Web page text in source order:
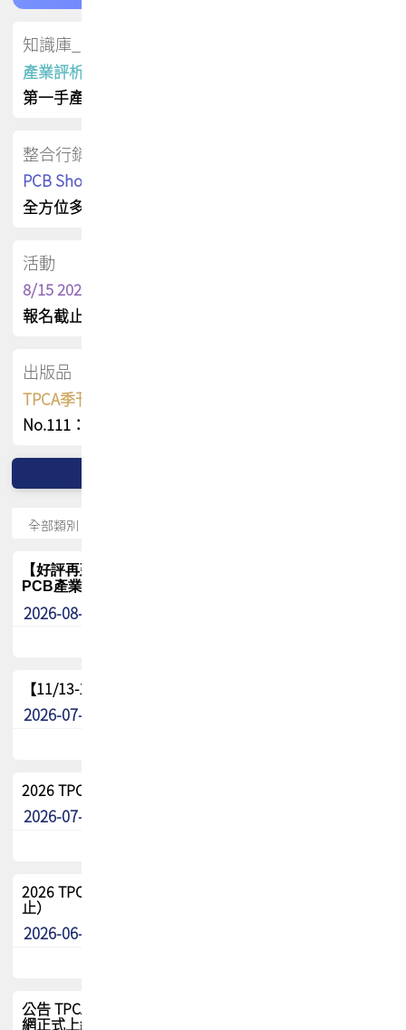
知識庫_會員專屬
產業評析報告
第一手產業資訊
整合行銷
PCB Shop 採購指南
全方位多元曝光方案
活動
8/15 2026 TPCA健康盃保齡球聯誼賽
報名截止日 : 8/3 活動日期 : 8/15
出版品
TPCA季刊 FREE 線上版
No.111：PCB全球風險布局與韌性
【好評再延長】PCB GPT 全面開放體驗延長到8月!!
PCB產業專屬 AI 知識平台
2026-08-04
【11/13-15】2026 TPCA 百岳登頂_南橫三星
2026-07-22
2026 TPCA中南區會員問卷暨7/31交流餐敘報名
2026-07-08
2026 TPCA健康盃保齡球聯誼賽 熱烈報名中（8/3報名截
止）
2026-06-29
公告 TPCA 台灣電路板協會官網將迎來新面貌，7/1 新官
網正式上線！